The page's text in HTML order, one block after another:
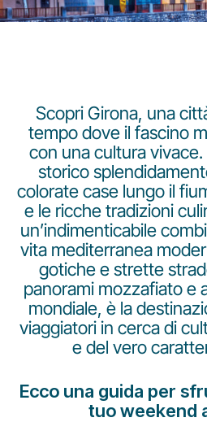
Gruppo Luxair
Scopri Girona, una
tempo dove il fascino
con una cultura
storico
colorate case lungo il
e le ricche tradizioni
un’indimenticabile
vita mediterranea
gotiche e strette
panorami mozzafiato e
mondiale, è la
viaggiatori in cerca di
e del vero
Ecco una guida per
tuo weekend